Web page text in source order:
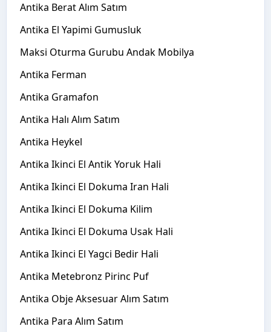
Antika Berat Alım Satım
Antika El Yapimi Gumusluk
Maksi Oturma Gurubu Andak Mobilya
Antika Ferman
Antika Gramafon
Antika Halı Alım Satım
Antika Heykel
Antika Ikinci El Antik Yoruk Hali
Antika Ikinci El Dokuma Iran Hali
Antika Ikinci El Dokuma Kilim
Antika Ikinci El Dokuma Usak Hali
Antika Ikinci El Yagci Bedir Hali
Antika Metebronz Pirinc Puf
Antika Obje Aksesuar Alım Satım
Antika Para Alım Satım